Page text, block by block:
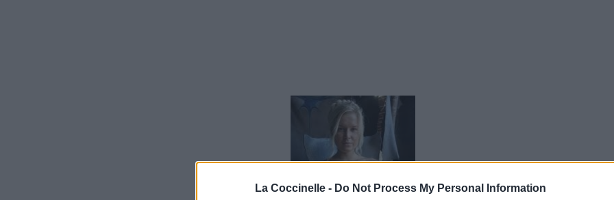
La Coccinelle - Do Not Process My Personal Information